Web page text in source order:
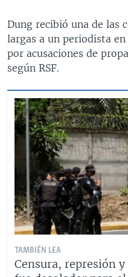
Dung recibió una de las
largas a un periodista
por acusaciones de
según RSF.
TAMBIÉN LEA
Censura, represión